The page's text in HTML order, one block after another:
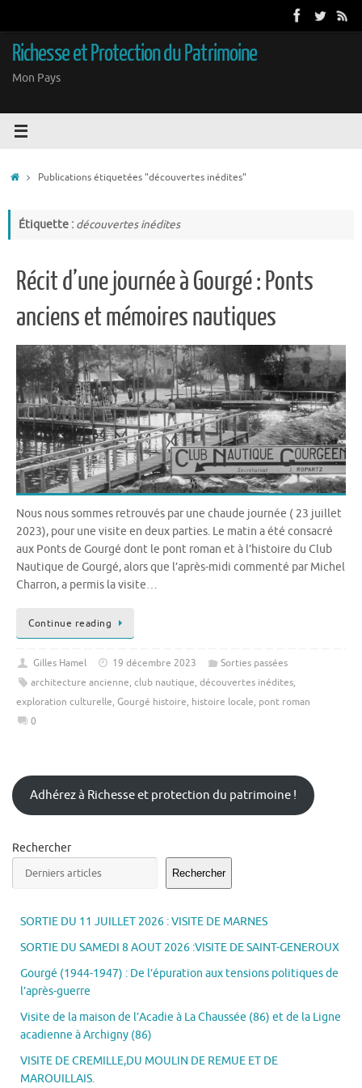
contenu
Richesse et Protection du Patrimoine
Mon Pays
AccueilPublications étiquetées "découvertes inédites"
Étiquette : découvertes inédites
Récit d’une journée à Gourgé : Ponts
anciens et mémoires nautiques
Nous nous sommes retrouvés par une chaude journée ( 23 juillet
2023), pour une visite en deux parties. Le matin a été consacré
aux Ponts de Gourgé dont le pont roman et à l’histoire du Club
Nautique de Gourgé, alors que l’après-midi commenté par Michel
Charron, a permis la visite…
Continue reading
Gilles Hamel 19 décembre 2023
Sorties passées
architecture ancienne, club nautique, découvertes inédites,
exploration culturelle, Gourgé histoire, histoire locale, pont roman
0
Adhérez à Richesse et protection du patrimoine !
Rechercher
Rechercher
SORTIE DU 11 JUILLET 2026 : VISITE DE MARNES
SORTIE DU SAMEDI 8 AOUT 2026 :VISITE DE SAINT-GENEROUX
Gourgé (1944-1947) : De l’épuration aux tensions politiques de
l’après-guerre
Visite de la maison de l’Acadie à La Chaussée (86) et de la Ligne
acadienne à Archigny (86)
VISITE DE CREMILLE,DU MOULIN DE REMUE ET DE
MAROUILLAIS.